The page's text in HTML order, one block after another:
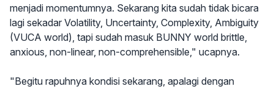
menjadi momentumnya. Sekarang kita sudah tidak bicara
lagi sekadar Volatility, Uncertainty, Complexity, Ambiguity
(VUCA world), tapi sudah masuk BUNNY world brittle,
anxious, non-linear, non-comprehensible," ucapnya.
"Begitu rapuhnya kondisi sekarang, apalagi dengan